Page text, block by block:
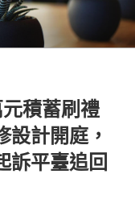
積蓄刷禮
計開庭，
訴平臺追回